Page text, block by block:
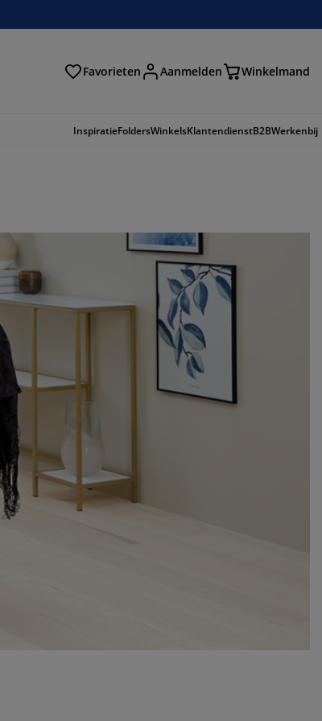
Favorieten Aanmelden Winkelmand
InspiratieFoldersWinkelsKlantendienstB2BWerkenbij